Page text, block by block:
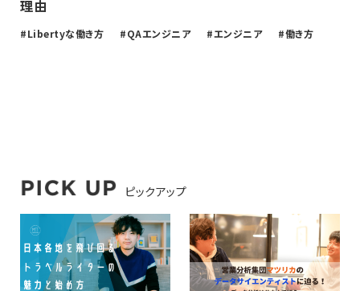
理由
Libertyな働き方 QAエンジニア エンジニア 働き方
ピックアップ